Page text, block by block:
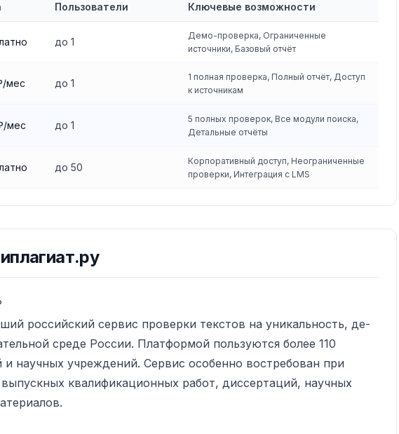
Пользователи Ключевые возможности
до 1
Демо-проверка, Ограниченные
источники, Базовый отчёт
мес до 1
1 полная проверка, Полный отчёт, Доступ
к источникам
мес до 1
5 полных проверок, Все модули поиска,
Детальные отчёты
до 50
Корпоративный доступ, Неограниченные
проверки, Интеграция с LMS
российский сервис проверки текстов на уникальность, де-
среде России. Платформой пользуются более 110
научных учреждений. Сервис особенно востребован при
квалификационных работ, диссертаций, научных